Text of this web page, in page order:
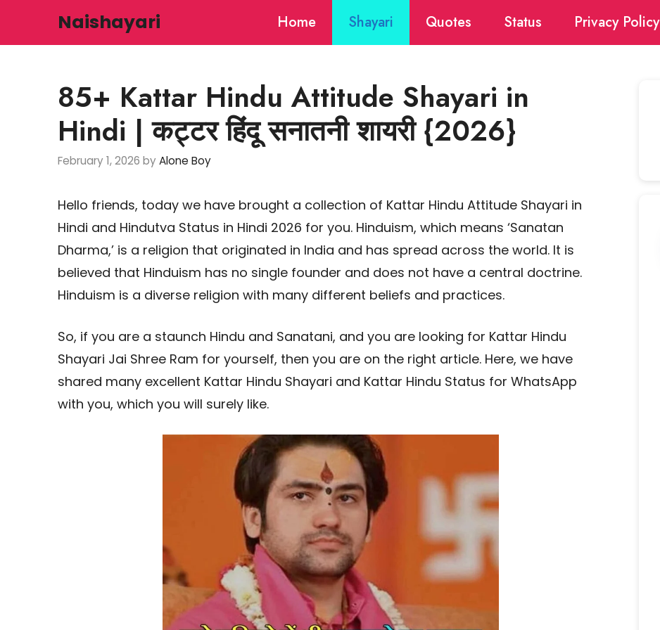
Naishayari Home Shayari Quotes Status Privacy Policy
85+ Kattar Hindu Attitude Shayari in
Hindi | कट्टर हिंदू सनातनी शायरी {2026}
February 1, 2026 by Alone Boy
Hello friends, today we have brought a collection of Kattar Hindu Attitude Shayari in
Hindi and Hindutva Status in Hindi 2026 for you. Hinduism, which means ‘Sanatan
Dharma,’ is a religion that originated in India and has spread across the world. It is
believed that Hinduism has no single founder and does not have a central doctrine.
Hinduism is a diverse religion with many different beliefs and practices.
So, if you are a staunch Hindu and Sanatani, and you are looking for Kattar Hindu
Shayari Jai Shree Ram for yourself, then you are on the right article. Here, we have
shared many excellent Kattar Hindu Shayari and Kattar Hindu Status for WhatsApp
with you, which you will surely like.